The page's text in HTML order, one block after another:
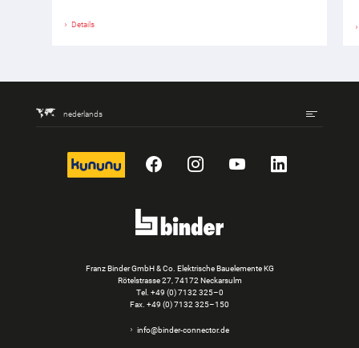
Details
nederlands
kununu FacebookInstagram
YouTubeLinkedIn
Franz Binder GmbH & Co. Elektrische Bauelemente KG
Rötelstrasse 27, 74172 Neckarsulm
Tel. +49 (0) 7132 325–0
Fax. +49 (0) 7132 325–150
info@binder-connector.de